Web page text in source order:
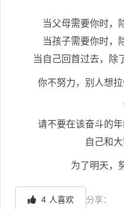
当父母需要你时，
当孩子需要你时，
当自己回首过去，除
你不努力，别人想
请不要在该奋斗的
自己和大
为了明天，
4 人喜欢 分享：